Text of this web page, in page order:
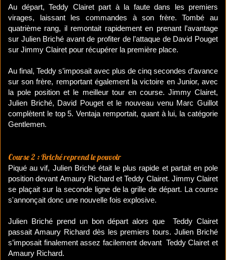
Au départ, Teddy Clairet part à la faute dans les premiers
virages, laissant les commandes à son frère. Tombé au
quatrième rang, il remontait rapidement en prenant l’avantage
sur Julien Briché avant de profiter de l’attaque de David Pouget
sur Jimmy Clairet pour récupérer la première place.
Au final, Teddy s’imposait avec plus de cinq secondes d’avance
sur son frère, remportant également la victoire en Junior, avec
la pole position et le meilleur tour en course. Jimmy Clairet,
Julien Briché, David Pouget et le nouveau venu Marc Guillot
complètent le top 5. Ventaja remportait, quant à lui, la catégorie
Gentlemen.
Course 2 : Briché reprend le pouvoir
Piqué au vif, Julien Briché était le plus rapide et partait en pole
position devant Amaury Richard et Teddy Clairet. Jimmy Clairet
se plaçait sur la seconde ligne de la grille de départ. La course
s'annonçait donc une nouvelle fois explosive.
Julien Briché prend un bon départ alors que Teddy Clairet
passait Amaury Richard dès les premiers tours. Julien Briché
s’imposait finalement assez facilement devant Teddy Clairet et
Amaury Richard.